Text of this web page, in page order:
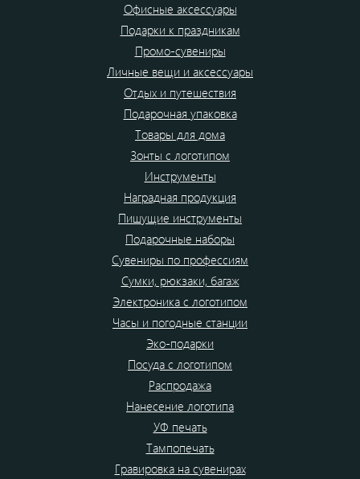
Офисные аксессуары
Подарки к праздникам
Промо-сувениры
Личные вещи и аксессуары
Отдых и путешествия
Подарочная упаковка
Товары для дома
Зонты с логотипом
Инструменты
Наградная продукция
Пишущие инструменты
Подарочные наборы
Сувениры по профессиям
Сумки, рюкзаки, багаж
Электроника с логотипом
Часы и погодные станции
Эко-подарки
Посуда с логотипом
Распродажа
Нанесение логотипа
УФ печать
Тампопечать
Гравировка на сувенирах